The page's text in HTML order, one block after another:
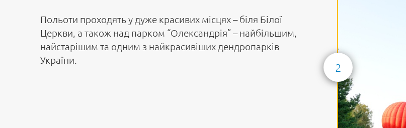
Польоти проходять у дуже красивих місцях – біля Білої
Церкви, а також над парком “Олександрія” – найбільшим,
найстарішим та одним з найкрасивіших дендропарків
України.
2